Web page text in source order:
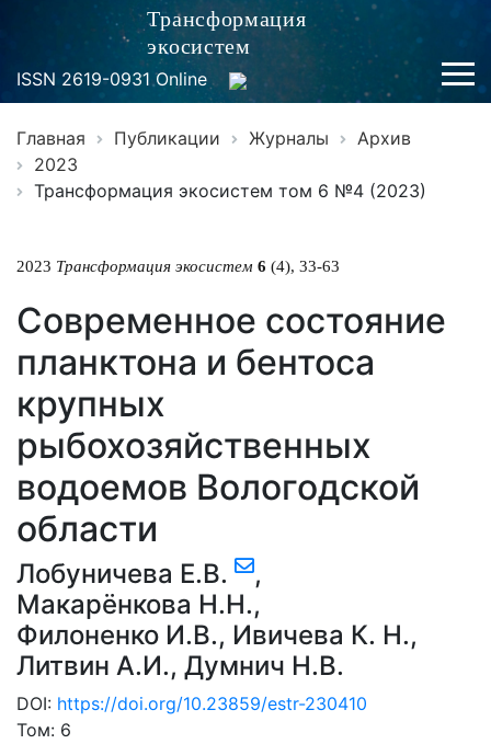
Трансформация
экосистем
ISSN 2619-0931 Online
Главная Публикации Журналы
Архив
2023
Трансформация экосистем том 6 №4 (2023)
2023 Трансформация экосистем 6 (4), 33-63
Современное состояние
планктона и бентоса
крупных
рыбохозяйственных
водоемов Вологодской
области
Лобуничева Е.В.
,
Макарёнкова Н.Н.,
Филоненко И.В., Ивичева К. Н.,
Литвин А.И., Думнич Н.В.
DOI: https://doi.org/10.23859/estr-230410
Том: 6